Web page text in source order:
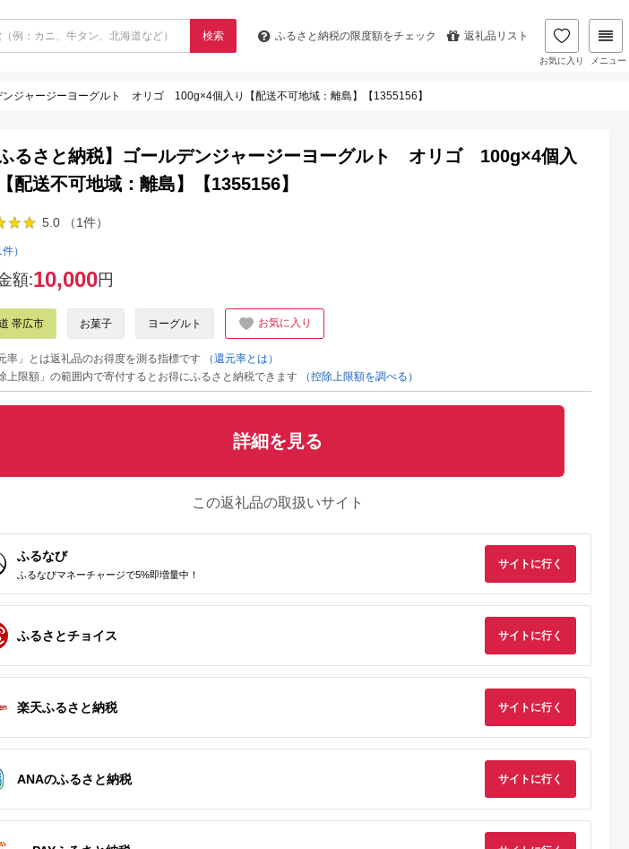
検索 ふるさと納税の限度額をチェック 返礼品リスト
お気に入り メニュー
ンジャージーヨーグルト オリゴ 100g×4個入り【配送不可地域：離島】【1355156】
出典：ふるなび 出典：ふるな
ふるさと納税】ゴールデンジャージーヨーグルト オリゴ 100g×4個入
配送不可地域：離島】【1355156】
5.0 （1件）
件）
額:10,000円
帯広市 お菓子 ヨーグルト お気に入り
率」とは返礼品のお得度を測る指標です
（還元率とは）
上限額」の範囲内で寄付するとお得にふるさと納税できます
（控除上限額を調べる）
詳細を見る
この返礼品の取扱いサイト
ふるなび
ふるなびマネーチャージで5%即増量中！
サイトに行く
ふるさとチョイス サイトに行く
楽天ふるさと納税 サイトに行く
ANAのふるさと納税 サイトに行く